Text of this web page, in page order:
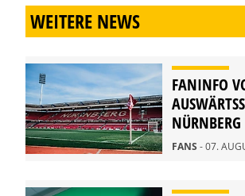
WEITERE NEWS
FANINFO
NÜRNBERG
FANS - 07.